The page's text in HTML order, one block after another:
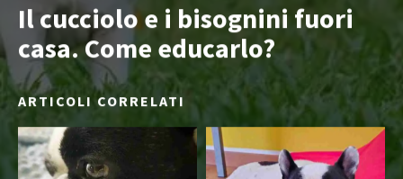
Il cucciolo e i bisognini fuori
casa. Come educarlo?
ARTICOLI CORRELATI